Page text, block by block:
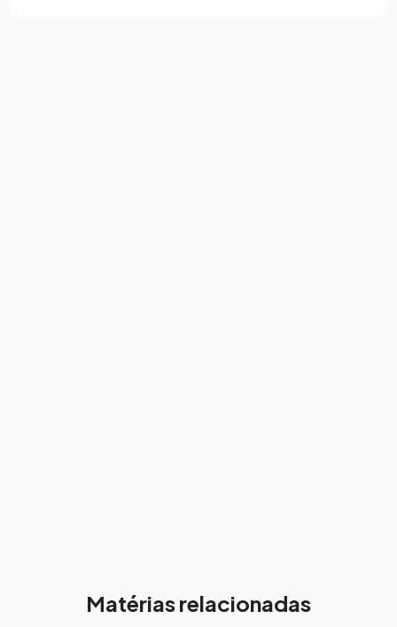
Matérias relacionadas